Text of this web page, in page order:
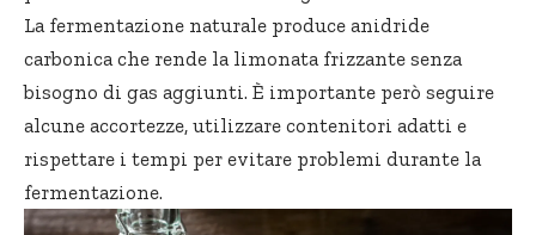
La fermentazione naturale produce anidride
carbonica che rende la limonata frizzante senza
bisogno di gas aggiunti. È importante però seguire
alcune accortezze, utilizzare contenitori adatti e
rispettare i tempi per evitare problemi durante la
fermentazione.